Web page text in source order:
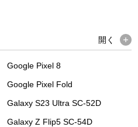
開く
Google Pixel 8
Google Pixel Fold
Galaxy S23 Ultra SC-52D
Galaxy Z Flip5 SC-54D